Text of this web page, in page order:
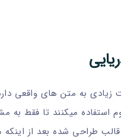
زیادی به متن های واقعی
استفاده میکنند تا فقط به
طراحی شده بعد از اینکه